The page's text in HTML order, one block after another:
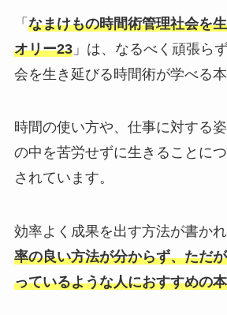
「 なまけもの時間術管理社会を
オリー23」は、なるべく頑張ら
会を生き延びる時間術が学べる本
時間の使い方や、仕事に対する
の中を苦労せずに生きることに
されています。
効率よく成果を出す方法が書かれ
率の良い方法が分からず、ただ
っているような人におすすめの本